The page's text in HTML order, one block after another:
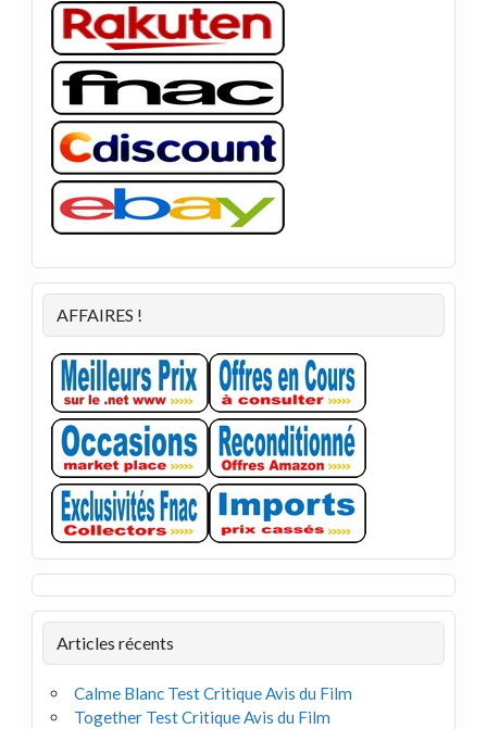
AFFAIRES !
Articles récents
Calme Blanc Test Critique Avis du Film
Together Test Critique Avis du Film